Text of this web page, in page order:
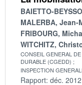
BAIETTO-
MALERBA, Jean-
FRIBOURG,
WITCHITZ,
CONSEIL GENERAL
DURABLE (CGEDD)
INSPECTION
Rapport: déc. 2012